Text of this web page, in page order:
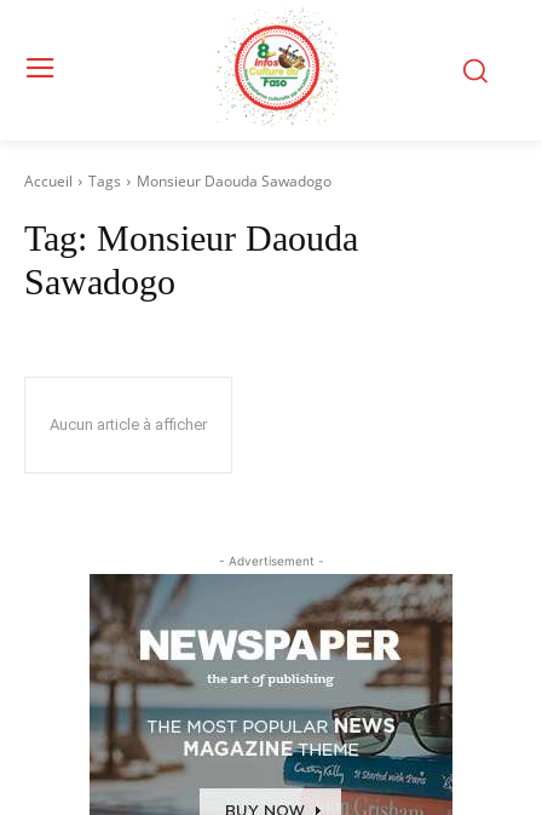
Accueil Tags Monsieur Daouda Sawadogo
Tag: Monsieur Daouda
Sawadogo
Aucun article à afficher
- Advertisement -